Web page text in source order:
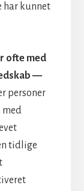
har kunnet
ofte med
—
personer
med
tidlige